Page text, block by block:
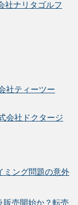
社ナリタゴルフ
社ティーツー
会社ドクタージ
ミング問題の意外
販売開始か？転売